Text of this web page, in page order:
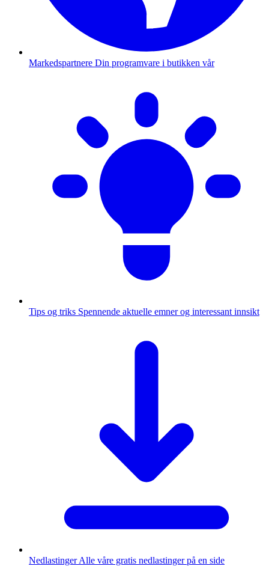
Markedspartnere Din programvare i butikken vår
Tips og triks Spennende aktuelle emner og interessant innsikt
Nedlastinger Alle våre gratis nedlastinger på en side